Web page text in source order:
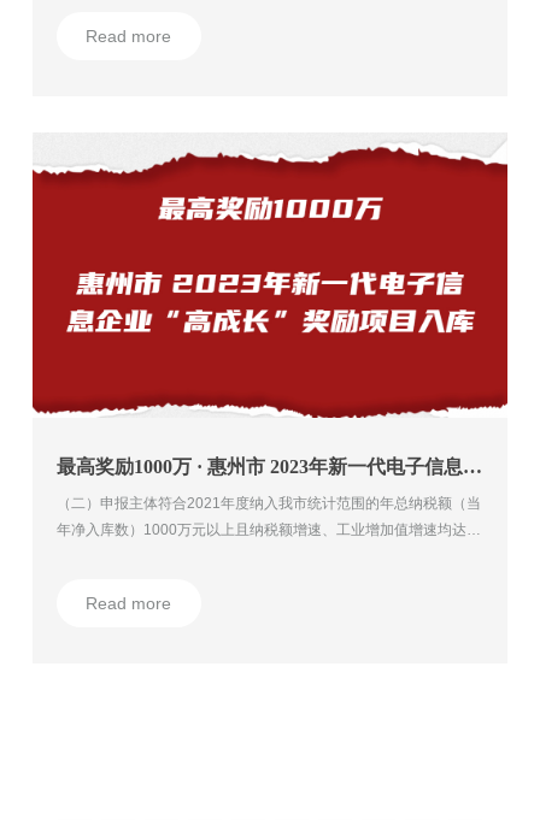
Read more
最高奖励1000万 · 惠州市 2023年新一代电子信息企业“高成长”奖励项目入库
（二）申报主体符合2021年度纳入我市统计范围的年总纳税额（当
年净入库数）1000万元以上且纳税额增速、工业增加值增速均达
见附件1）
Read more